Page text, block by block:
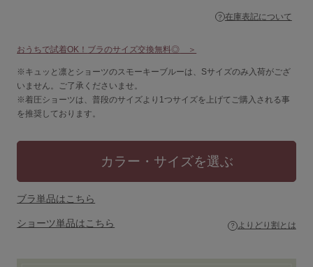
術後用ブラ
ランキング
在庫表記について
おうちで試着OK！ ブラのサイズ交換無料◎ ＞
※キュッと凛とショーツのスモーキーブルーは、Sサイズのみ入荷がござ
いません。ご了承くださいませ。
※着圧ショーツは、普段のサイズより1つサイズを上げてご購入される事
を推奨しております。
カラー・サイズを選ぶ
ブラ単品はこちら
ショーツ単品はこちら よりどり割とは